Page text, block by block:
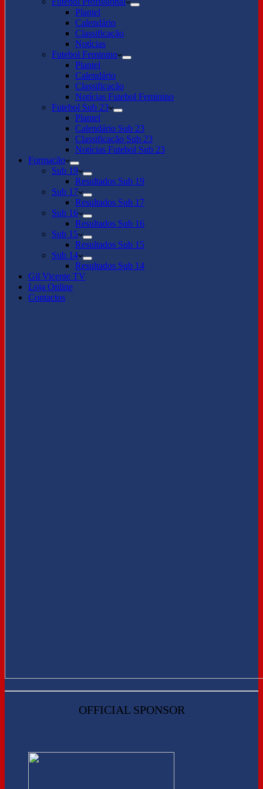
Plantel
Calendário
Classificação
Notícias
Futebol Feminino
Plantel
Calendário
Classificação
Notícias Futebol Feminino
Futebol Sub 23
Plantel
Calendário Sub 23
Classificação Sub 23
Notícias Futebol Sub 23
Formação
Sub 19
Resultados Sub 19
Sub 17
Resultados Sub 17
Sub 16
Resultados Sub 16
Sub 15
Resultados Sub 15
Sub 14
Resultados Sub 14
Gil Vicente TV
Loja Online
Contactos
OFFICIAL SPONSOR